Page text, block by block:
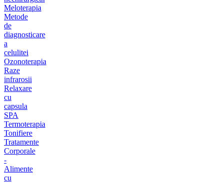
Meloterapia
Metode
de
diagnosticare
a
celulitei
Ozonoterapia
Raze
infrarosii
Relaxare
cu
capsula
SPA
Termoterapia
Tonifiere
Tratamente
Corporale
-
Alimente
cu